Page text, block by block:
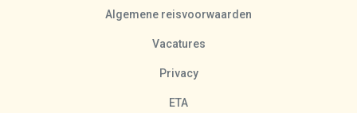
Algemene reisvoorwaarden
Vacatures
Privacy
ETA